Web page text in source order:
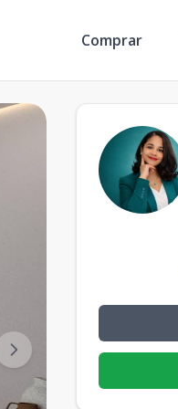
Comprar